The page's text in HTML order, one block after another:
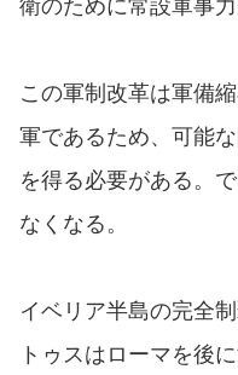
衛のために常設軍事
この軍制改革は軍備
軍であるため、可能
を得る必要がある。
なくなる。
イベリア半島の完全
トゥスはローマを後